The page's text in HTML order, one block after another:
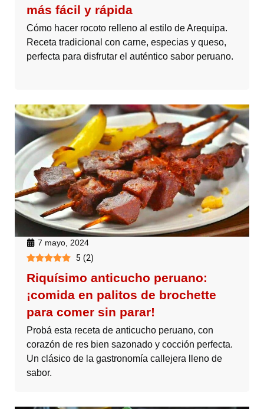
más fácil y rápida
Cómo hacer rocoto relleno al estilo de Arequipa.
Receta tradicional con carne, especias y queso,
perfecta para disfrutar el auténtico sabor peruano.
7 mayo, 2024
5 (2)
Riquísimo anticucho peruano:
¡comida en palitos de brochette
para comer sin parar!
Probá esta receta de anticucho peruano, con
corazón de res bien sazonado y cocción perfecta.
Un clásico de la gastronomía callejera lleno de
sabor.